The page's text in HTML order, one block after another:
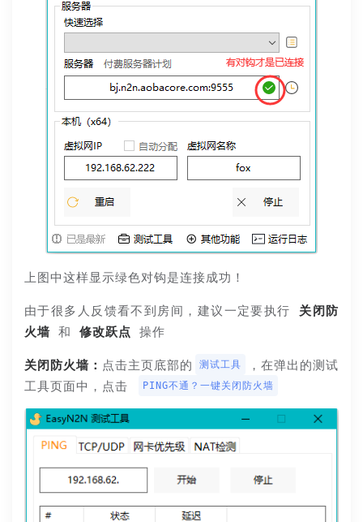
上图中这样显示绿色对钩是连接成功！
由于很多人反馈看不到房间，建议一定要执行 关闭防
火墙 和 修改跃点 操作
关闭防火墙： 点击主页底部的 测试工具
，在弹出的测试
工具页面中，点击
PING不通？一键关闭防火墙